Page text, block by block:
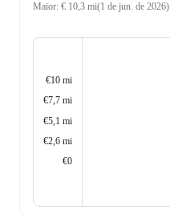
Maior: € 10,3 mi(1 de jun. de 2026)
€10 mi
€7,7 mi
€5,1 mi
€2,6 mi
€0